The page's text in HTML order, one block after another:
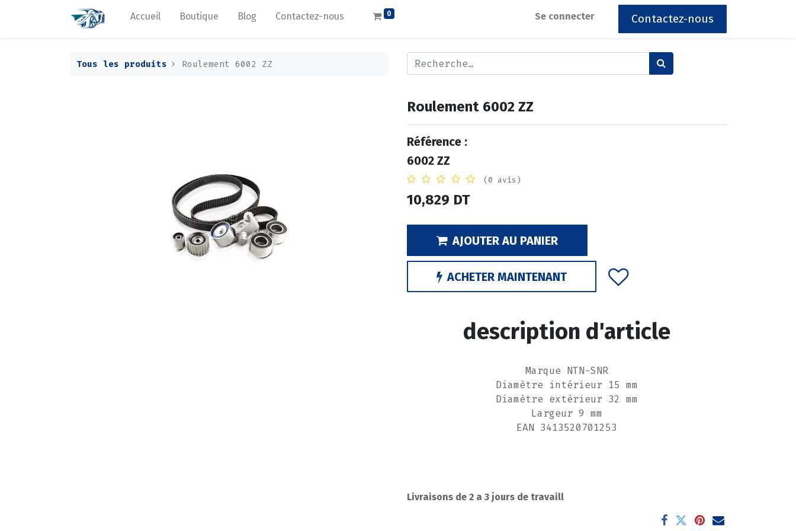
Accueil Boutique Blog Contactez-nous 0 Se connecter Contactez-nous
Tous les produits Roulement 6002 ZZ
Roulement 6002 ZZ
Référence :
6002 ZZ
(0 avis)
10,829 DT
AJOUTER AU PANIER
ACHETER MAINTENANT
description d'article
Marque NTN-SNR
Diamètre intérieur 15 mm
Diamètre extérieur 32 mm
Largeur 9 mm
EAN 3413520701253
Livraisons de 2 a 3 jours de travaill